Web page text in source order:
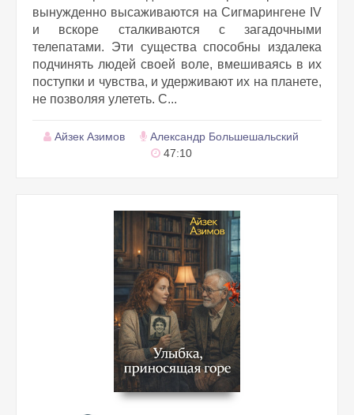
вынужденно высаживаются на Сигмарингене IV
и вскоре сталкиваются с загадочными
телепатами. Эти существа способны издалека
подчинять людей своей воле, вмешиваясь в их
поступки и чувства, и удерживают их на планете,
не позволяя улететь. С...
Айзек Азимов
Александр Большешальский
47:10